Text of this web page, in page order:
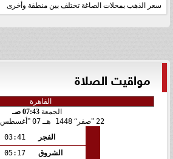
سعر الذهب بمحلات الصاغة تختلف بين منطقة وأخرى
مواقيت الصلاة
الجمعة 07:43 صـ
22
صفر 1448 هـ 07 أغسطس
الفجر
03:41
الشروق
05:17